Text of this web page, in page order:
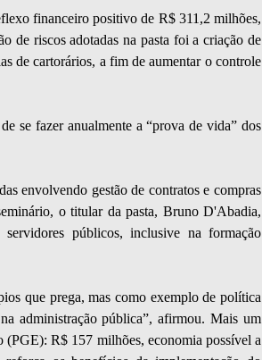
financeiro positivo de R$ 311,2 milhões,
de riscos adotadas na pasta foi a criação de
de cartorários, a fim de aumentar o controle
se fazer anualmente a “prova de vida” dos
envolvendo gestão de contratos e compras
o titular da pasta, Bruno D'Abadia,
públicos, inclusive na formação
que prega, mas como exemplo de política
administração pública”, afirmou. Mais um
(PGE): R$ 157 milhões, economia possível a